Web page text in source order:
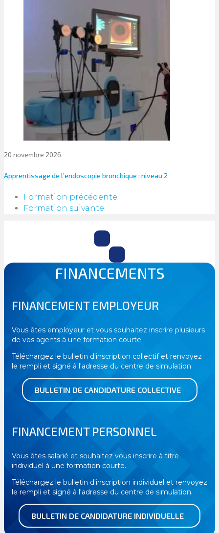
20 novembre 2026
Apprentissage de l’endoscopie bronchique : niveau 2
Formation précédente
Formation suivante
FINANCEMENTS
FINANCEMENT EMPLOYEUR
Vous êtes employeur et vous souhaitez inscrire plusieurs
de vos agents à une formation courte.
Téléchargez le bulletin d'inscription collectif et renvoyez
le rempli et signé à l'adresse du centre de simulation
BULLETIN DE CANDIDATURE COLLECTIVE
FINANCEMENT PERSONNEL
Vous êtes salarié et souhaitez vous inscrire à titre
individuel à une formation courte.
Téléchargez le bulletin d'inscription individuel et renvoyez
le rempli et signé à l'adresse du centre de simulation.
BULLETIN DE CANDIDATURE INDIVIDUELLE